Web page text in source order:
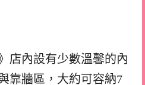
店內設有少數溫馨的內
靠牆區，大約可容納7